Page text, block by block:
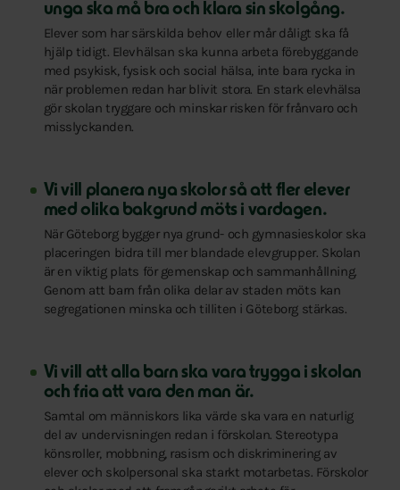
unga ska må bra och klara sin skolgång.
Elever som har särskilda behov eller mår dåligt ska få
hjälp tidigt. Elevhälsan ska kunna arbeta förebyggande
med psykisk, fysisk och social hälsa, inte bara rycka in
när problemen redan har blivit stora. En stark elevhälsa
gör skolan tryggare och minskar risken för frånvaro och
misslyckanden.
Vi vill planera nya skolor så att fler elever
med olika bakgrund möts i vardagen.
När Göteborg bygger nya grund- och gymnasieskolor ska
placeringen bidra till mer blandade elevgrupper. Skolan
är en viktig plats för gemenskap och sammanhållning.
Genom att barn från olika delar av staden möts kan
segregationen minska och tilliten i Göteborg stärkas.
Vi vill att alla barn ska vara trygga i skolan
och fria att vara den man är.
Samtal om människors lika värde ska vara en naturlig
del av undervisningen redan i förskolan. Stereotypa
könsroller, mobbning, rasism och diskriminering av
elever och skolpersonal ska starkt motarbetas. Förskolor